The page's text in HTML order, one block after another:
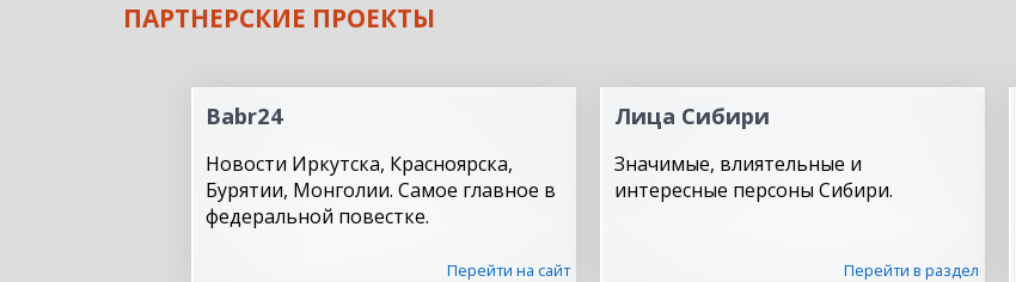
ПАРТНЕРСКИЕ ПРОЕКТЫ
Babr24
Новости Иркутска, Красноярска,
Бурятии, Монголии. Самое главное в
федеральной повестке.
Перейти на сайт
Лица Сибири
Значимые, влиятельные и
интересные персоны Сибири.
Перейти в раздел